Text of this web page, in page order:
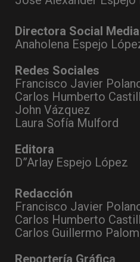
Directora Social Media
Anaholena Espejo
Redes Sociales
Francisco Javier
Carlos Humberto
John Vázquez
Laura Sofía Mulford
Editora
D”Arlay Espejo López
Redacción
Francisco Javier
Carlos Humberto
Carlos Guillermo